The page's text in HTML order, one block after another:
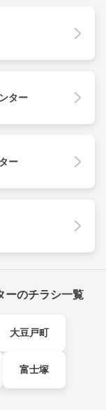
ター
ー
ーのチラシ一覧
大豆戸町
富士塚